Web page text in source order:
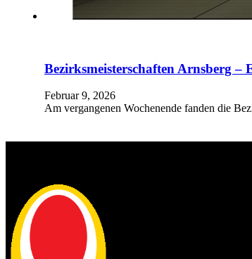
Bezirksmeisterschaften Arnsberg –
Februar 9, 2026
Am vergangenen Wochenende fanden die